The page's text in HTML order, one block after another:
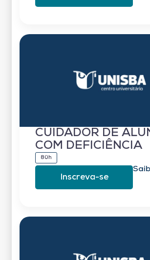
CUIDADOR DE
COM DEFICIÊNCIA
80h
Inscreva-se